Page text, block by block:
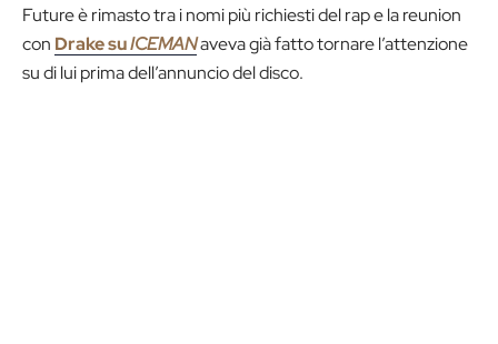
Future è rimasto tra i nomi più richiesti del rap e la reunion
con Drake suICEMANaveva già fatto tornare l’attenzione
su di lui prima dell’annuncio del disco.